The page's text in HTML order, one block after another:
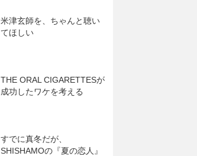
米津玄師を、ちゃんと聴い
てほしい
THE ORAL CIGARETTESが
成功したワケを考える
すでに真冬だが、
SHISHAMOの『夏の恋人』